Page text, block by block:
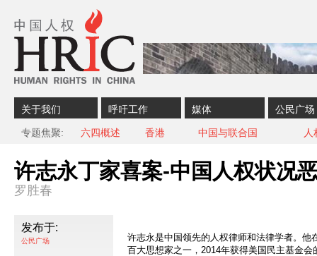
关于我们 呼吁工作 媒体 公民广场
专题焦聚 六四概述 香港 中国与联合国 人
许志永丁家喜案-中国人权状况
罗胜春
发布于:
公民广场
许志永是中国领先的人权律师和法律学者。他
百大思想家之一，2014年获得美国民主基金